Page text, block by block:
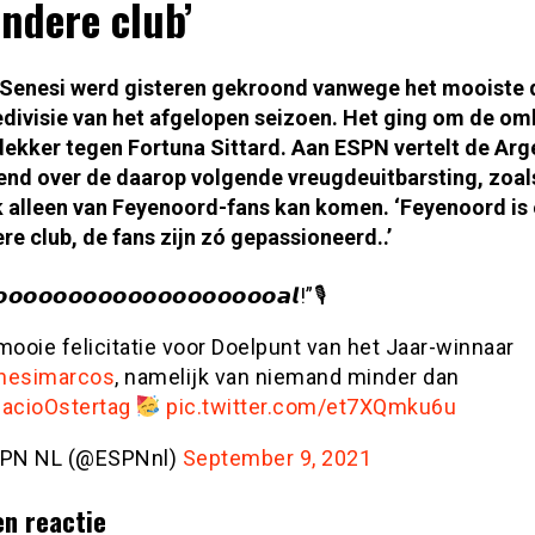
club’
werd gisteren gekroond vanwege het mooiste
van het afgelopen seizoen. Het ging om de
tegen Fortuna Sittard. Aan ESPN vertelt de
over de daarop volgende vreugdeuitbarsting,
van Feyenoord-fans kan komen. ‘Feyenoord is
club, de fans zijn zó gepassioneerd..’
felicitatie voor Doelpunt van het Jaar-winnaar
, namelijk van niemand minder dan
pic.twitter.com/et7XQmku6u
NL (@ESPNnl) September 9, 2021
reactie